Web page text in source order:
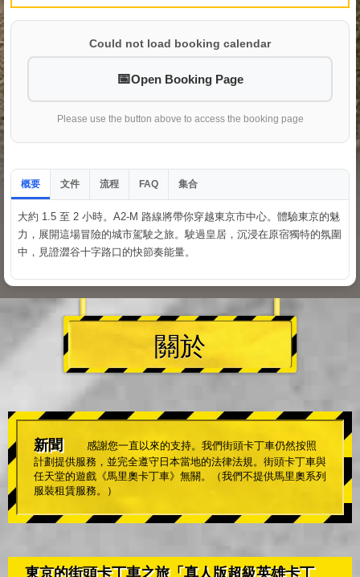
Could not load booking calendar
Open Booking Page
Please use the button above to access the booking page
概要 文件 流程 FAQ 集合
大約 1.5 至 2 小時。A2-M 路線將帶你穿越東京市中心。體驗東京的魅
力，展開這場冒險的城市駕駛之旅。駛過皇居，沉浸在原宿獨特的氛圍
中，見證澀谷十字路口的快節奏能量。
關於
新聞
感謝您一直以來的支持。我們街頭卡丁車仍然按照
計劃提供服務，並完全遵守日本當地的法律法規。街頭卡丁車與
任天堂的遊戲《馬里奧卡丁車》無關。（我們不提供馬里奧系列
服裝租賃服務。）
東京的街頭卡丁車之旅「真人版超級英雄卡丁